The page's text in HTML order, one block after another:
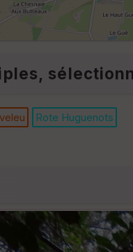
Rote Huguenots